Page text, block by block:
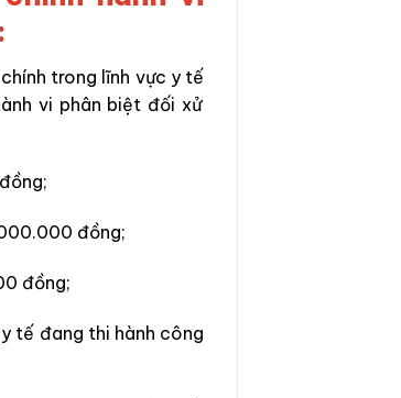
trong lĩnh vực y tế
vi phân biệt đối xử
đồng;
đồng;
tế đang thi hành công